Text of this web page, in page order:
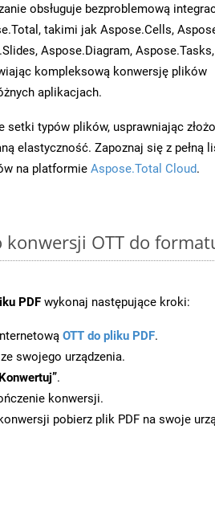
obsługuje bezproblemową
takimi jak Aspose.Cells,
Aspose.Diagram,
kompleksową konwersję plików
aplikacjach.
setki typów plików, usprawniając
elastyczność. Zapoznaj się z pełną
na platformie Aspose.Total Cloud.
konwersji OTT do
PDF wykonaj następujące kroki:
OTT do pliku PDF.
swojego urządzenia.
.
konwersji.
pobierz plik PDF na swoje